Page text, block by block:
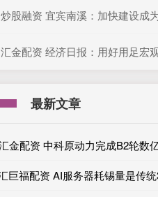
炒股融资 宜宾南溪：加快建设成为川渝滇黔区域文旅
汇金配资 经济日报：用好用足宏
最新文章